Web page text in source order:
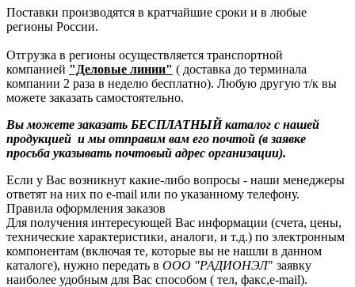
Поставки производятся в кратчайшие сроки и в любые
регионы России.
Отгрузка в регионы осуществляется транспортной
компанией "Деловые линии" ( доставка до терминала
компании 2 раза в неделю бесплатно). Любую другую т/к вы
можете заказать самостоятельно.
Вы можете заказать БЕСПЛАТНЫЙ каталог с нашей
продукцией и мы отправим вам его почтой (в заявке
просьба указывать почтовый адрес организации).
Если у Вас возникнут какие-либо вопросы - наши менеджеры
ответят на них по e-mail или по указанному телефону.
Правила оформления заказов
Для получения интересующей Вас информации (счета, цены,
технические характеристики, аналоги, и т.д.) по электронным
компонентам (включая те, которые вы не нашли в данном
каталоге), нужно передать в ООО "РАДИОНЭЛ" заявку
наиболее удобным для Вас способом ( тел, факс,e-mail).